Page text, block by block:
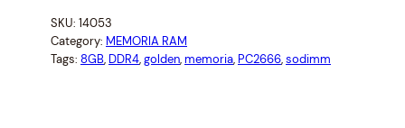
i
n
a
n
t
SKU: 14053
Category: MEMORIA RAM
Tags: 8GB, DDR4, golden, memoria, PC2666, sodimm